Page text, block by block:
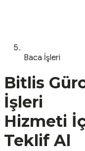
Baca İşleri
Bitlis
İşleri
Hizmeti
Teklif Al